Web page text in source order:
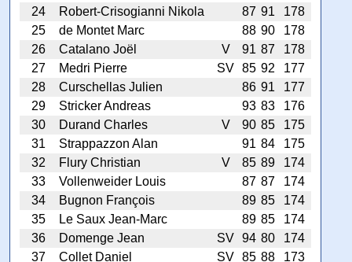
24
Robert-Crisogianni Nikola 87 91
178
25
de Montet Marc 88 90
178
26
Catalano Joël V 91 87
178
27
Medri Pierre SV 85 92
177
28
Curschellas Julien 86 91
177
29
Stricker Andreas 93 83
176
30
Durand Charles V 90 85
175
31
Strappazzon Alan 91 84
175
32
Flury Christian V 85 89
174
33
Vollenweider Louis 87 87
174
34
Bugnon François 89 85
174
35
Le Saux Jean-Marc 89 85
174
36
Domenge Jean SV 94 80
174
37
Collet Daniel SV 85 88
173